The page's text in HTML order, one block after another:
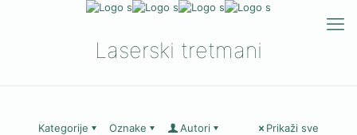
Laserski tretmani
Kategorije Oznake Autori Prikaži sve